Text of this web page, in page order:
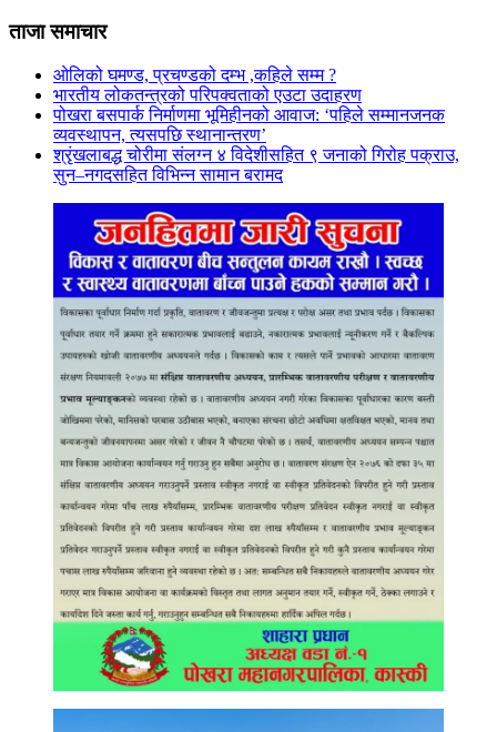
ताजा समाचार
ओलिको घमण्ड, प्रचण्डको दम्भ ,कहिले सम्म ?
भारतीय लोकतन्त्रको परिपक्वताको एउटा उदाहरण
पोखरा बसपार्क निर्माणमा भूमिहीनको आवाज: ‘पहिले सम्मानजनक
व्यवस्थापन, त्यसपछि स्थानान्तरण’
श्रृंखलाबद्ध चोरीमा संलग्न ४ विदेशीसहित ९ जनाको गिरोह पक्राउ,
सुन–नगदसहित विभिन्न सामान बरामद